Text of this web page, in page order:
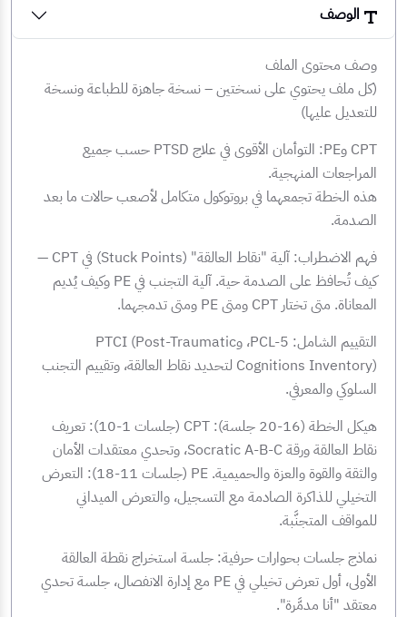
الوصف
وصف محتوى الملف
(كل ملف يحتوي على نسختين – نسخة جاهزة للطباعة ونسخة
للتعديل عليها)
CPT وPE: التوأمان الأقوى في علاج PTSD حسب جميع
المراجعات المنهجية.
هذه الخطة تجمعهما في بروتوكول متكامل لأصعب حالات ما بعد
الصدمة.
فهم الاضطراب: آلية "نقاط العالقة" (Stuck Points) في CPT —
كيف تُحافظ على الصدمة حية. آلية التجنب في PE وكيف يُديم
المعاناة. متى تختار CPT ومتى PE ومتى تدمجهما.
التقييم الشامل: PCL-5، وPTCI (Post-Traumatic
Cognitions Inventory) لتحديد نقاط العالقة، وتقييم التجنب
السلوكي والمعرفي.
هيكل الخطة (16-20 جلسة): CPT (جلسات 1-10): تعريف
نقاط العالقة ورقة Socratic A-B-C، وتحدي معتقدات الأمان
والثقة والقوة والعزة والحميمية. PE (جلسات 11-18): التعرض
التخيلي للذاكرة الصادمة مع التسجيل، والتعرض الميداني
للمواقف المتجنَّبة.
نماذج جلسات بحوارات حرفية: جلسة استخراج نقطة العالقة
الأولى، أول تعرض تخيلي في PE مع إدارة الانفصال، جلسة تحدي
معتقد "أنا مدمَّرة".